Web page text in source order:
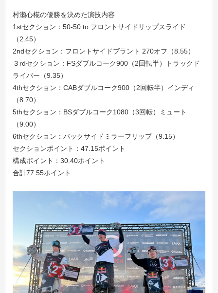
村瀬心椛の優勝を決めた演技内容
1stセクション：50-50 to フロントサイドリップスライド
（2.45）
2ndセクション：フロントサイドブラント 270オフ（8.55）
３rdセクション：FSダブルコーク900（2回転半）トラックド
ライバー（9.35）
4thセクション：CABダブルコーク900（2回転半）インディ
（8.70）
5thセクション：BSダブルコーク1080（3回転）ミュート
（9.00）
6thセクション：バックサイドミラーフリップ（9.15）
セクションポイント：47.15ポイント
構成ポイント：30.40ポイント
合計77.55ポイント